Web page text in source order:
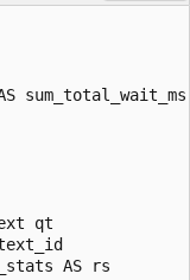
sum_total_wait_ms
qt
AS rs